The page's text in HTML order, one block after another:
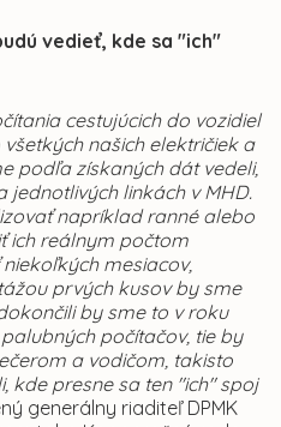
vedieť, kde sa "ich"
cestujúcich do vozidiel
našich električiek a
podľa získaných dát vedeli,
jednotlivých linkách v MHD.
napríklad ranné alebo
ich reálnym počtom
mesiacov,
prvých kusov by sme
by sme to v roku
počítačov, tie by
a vodičom, takisto
kde presne sa ten "ich" spoj
generálny riaditeľ DPMK